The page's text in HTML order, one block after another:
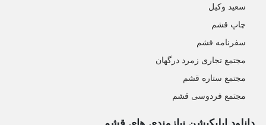
سعید وکیل
چاپ قشم
سفرنامه قشم
مجتمع تجاری زمرد درگهان
مجتمع ستاره قشم
مجتمع فردوسی قشم